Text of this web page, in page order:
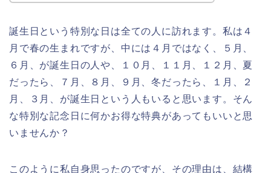
誕生日という特別な日は全ての人に訪れます。私は４
月で春の生まれですが、中には４月ではなく、５月、
６月、が誕生日の人や、１０月、１１月、１２月、夏
だったら、７月、８月、９月、冬だったら、１月、２
月、３月、が誕生日という人もいると思います。そん
な特別な記念日に何かお得な特典があってもいいと思
いませんか？
このように私自身思ったのですが、その理由は、結構